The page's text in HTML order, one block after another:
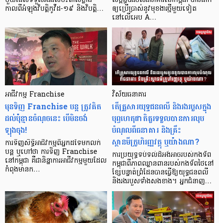
កាលពីអំឡុងវិបត្តិកូវីដ-១៩ និងវិបត្តិ…
ឲ្យប្រើប្រាស់នូវមុខងារថ្មីមួយទៀត
នៅលើអេប A…
អាជីវកម្ម Franchise
មុន​ទិញ Franchise បន្ត ត្រូវ​គិត​
ដល់​ប៉ុន្មាន​ចំណុច​នេះ បើ​មិន​ចង់​
ឡុងចុង!
ការ​ទិញ​សិទ្ធិ​អាជីវកម្ម​ពី​អ្នក​ដទៃ​មក​លក់​
បន្ត ឬ​ហៅ​ថា ការ​ទិញ Franchise
នៅ​កម្ពុជា គឺ​ជា​និន្នាការ​អាជីវកម្ម​មួយ​ដែល​
កំពុង​មាន​ក…
វិស័យធនាគារ
តើគ្រួសារយុទ្ធជនពលី និងរងរបួសក្នុង
បុព្វហេតុជាតិគួរទទួលបានការលុប
បំណុលពីធនាគារ និងគ្រឹះ
ស្ថានមីក្រូហិរញ្ញវត្ថុ ឬយ៉ាងណា?
ការប្រយុទ្ធទប់ទល់ដ៏អង់អាចរបស់កងទ័ព
កម្ពុជាពីភាពឈ្លានពានរបស់កងទ័ពថៃនៅ
ខ្សែបន្ទាត់ព្រំដែនបានធ្វើឱ្យយុទ្ធជនពលី
និងរងរបួសទាំងសងខាង។ អ្នកជំនាញ…